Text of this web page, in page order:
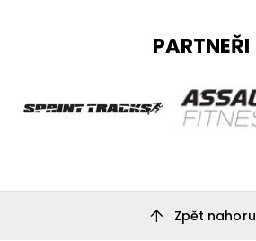
PARTNEŘI
arrow_upward Zpět nahoru